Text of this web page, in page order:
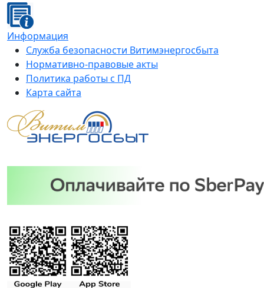
Информация
Служба безопасности Витимэнергосбыта
Нормативно-правовые акты
Политика работы с ПД
Карта сайта